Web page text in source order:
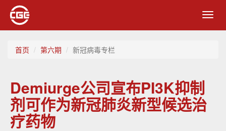
首页 第六期 新冠病毒专栏
Demiurge公司宣布PI3K抑制
剂可作为新冠肺炎新型候选治
疗药物